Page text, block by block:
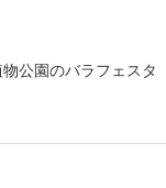
公園のバラフェスタ